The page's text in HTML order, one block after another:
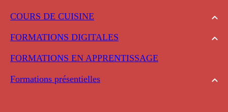
COURS DE CUISINE
FORMATIONS DIGITALES
FORMATIONS EN APPRENTISSAGE
Formations présentielles